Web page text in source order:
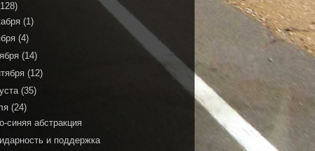
(1)
(4)
(14)
(12)
(35)
(24)
синяя абстракция
и поддержка